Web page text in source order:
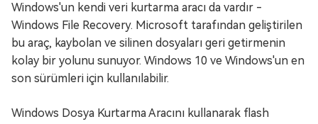
Windows'un kendi veri kurtarma aracı da vardır -
Windows File Recovery. Microsoft tarafından geliştirilen
bu araç, kaybolan ve silinen dosyaları geri getirmenin
kolay bir yolunu sunuyor. Windows 10 ve Windows'un en
son sürümleri için kullanılabilir.
Windows Dosya Kurtarma Aracını kullanarak flash